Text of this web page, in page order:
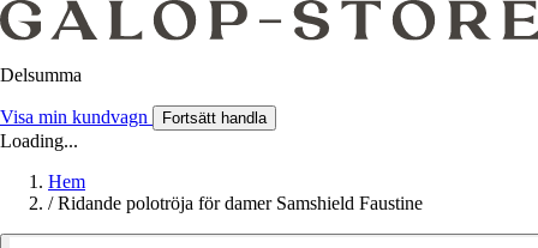
Delsumma
Visa min kundvagn Fortsätt handla
Loading...
Hem
/ Ridande polotröja för damer Samshield Faustine